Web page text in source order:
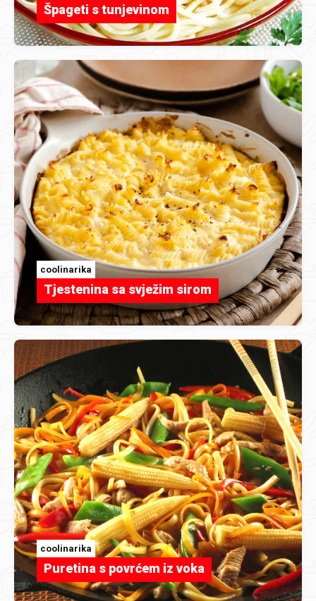
Špageti s tunjevinom
coolinarika
Tjestenina sa svježim sirom
coolinarika
Puretina s povrćem iz voka